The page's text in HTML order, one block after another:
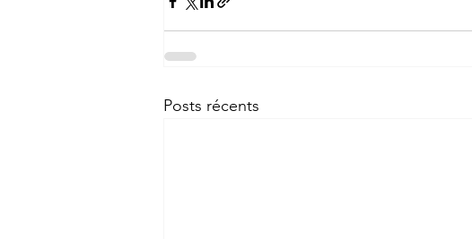
Posts récents